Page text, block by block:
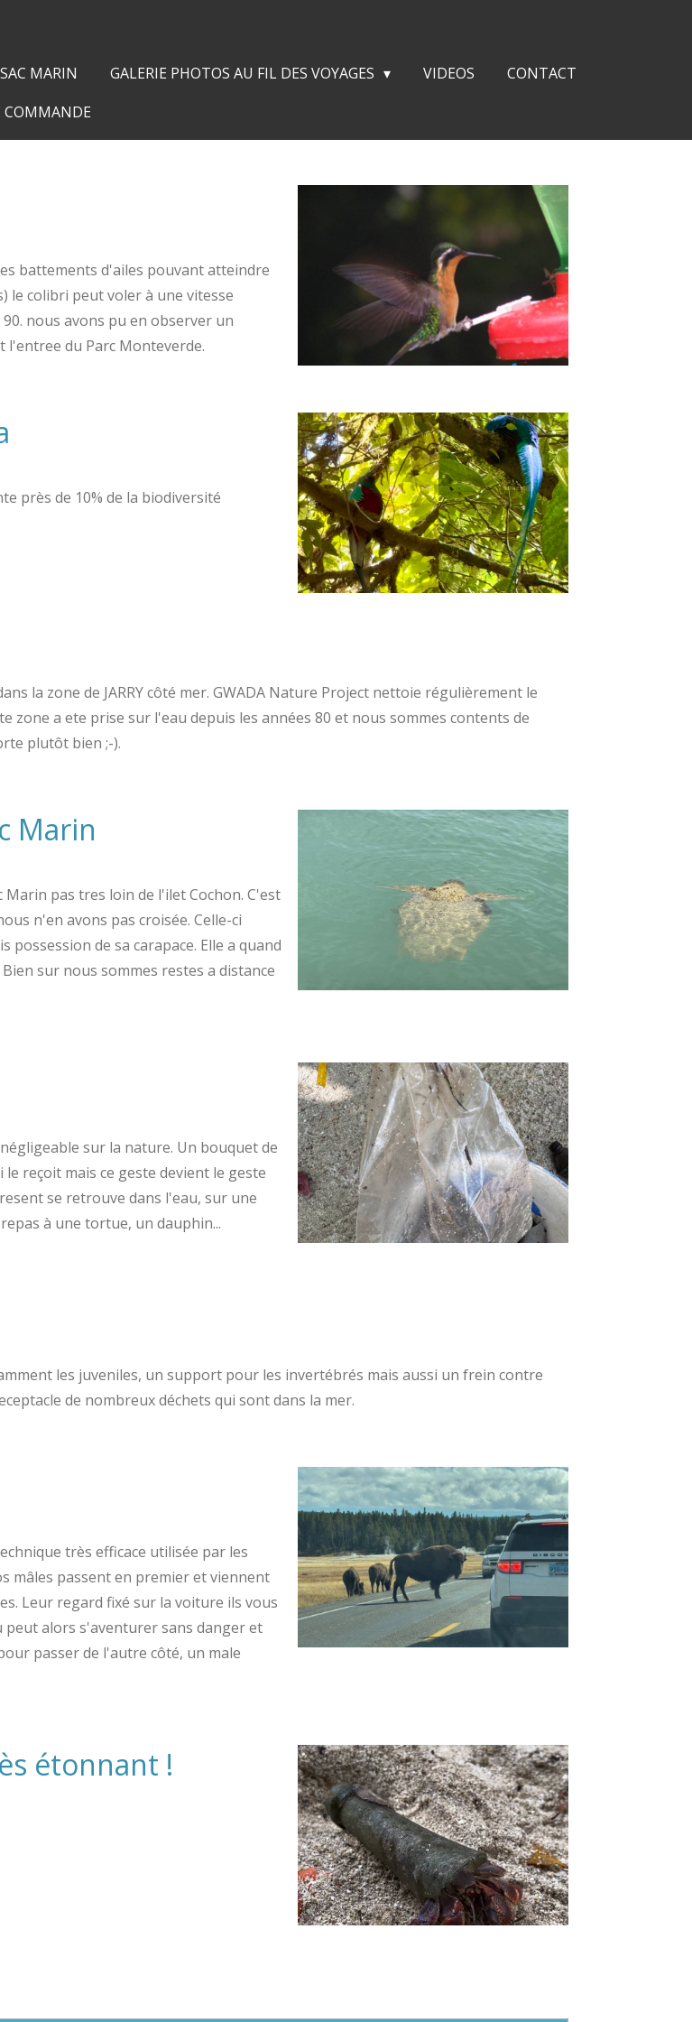
MARIN GALERIE PHOTOS AU FIL DES VOYAGES VIDEOS
CONTACT
COMMANDE
battements d'ailes pouvant atteindre
le colibri peut voler à une vitesse
nous avons pu en observer un
l'entree du Parc Monteverde.
près de 10% de la biodiversité
la zone de JARRY côté mer. GWADA Nature Project nettoie régulièrement le
zone a ete prise sur l'eau depuis les années 80 et nous sommes contents de
plutôt bien ;-).
Marin
pas tres loin de l'ilet Cochon. C'est
n'en avons pas croisée. Celle-ci
de sa carapace. Elle a quand
sur nous sommes restes a distance
sur la nature. Un bouquet de
reçoit mais ce geste devient le geste
se retrouve dans l'eau, sur une
à une tortue, un dauphin...
les juveniles, un support pour les invertébrés mais aussi un frein contre
de nombreux déchets qui sont dans la mer.
très efficace utilisée par les
mâles passent en premier et viennent
Leur regard fixé sur la voiture ils vous
alors s'aventurer sans danger et
passer de l'autre côté, un male
étonnant !